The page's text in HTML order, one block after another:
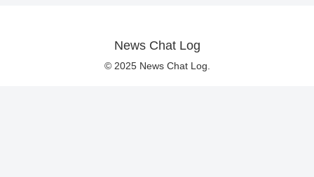
News Chat Log
© 2025 News Chat Log.